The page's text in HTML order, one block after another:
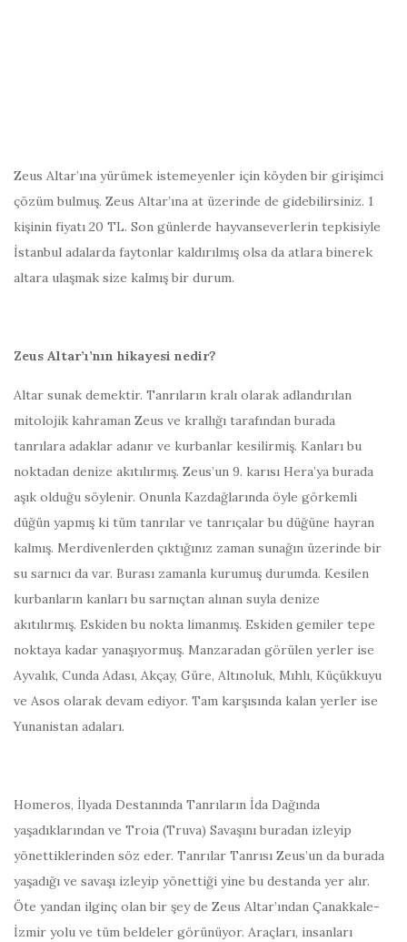
Zeus Altar’ına yürümek istemeyenler için köyden bir girişimci
çözüm bulmuş. Zeus Altar’ına at üzerinde de gidebilirsiniz. 1
kişinin fiyatı 20 TL. Son günlerde hayvanseverlerin tepkisiyle
İstanbul adalarda faytonlar kaldırılmış olsa da atlara binerek
altara ulaşmak size kalmış bir durum.
Zeus Altar’ı’nın hikayesi nedir?
Altar sunak demektir. Tanrıların kralı olarak adlandırılan
mitolojik kahraman Zeus ve krallığı tarafından burada
tanrılara adaklar adanır ve kurbanlar kesilirmiş. Kanları bu
noktadan denize akıtılırmış. Zeus’un 9. karısı Hera’ya burada
aşık olduğu söylenir. Onunla Kazdağlarında öyle görkemli
düğün yapmış ki tüm tanrılar ve tanrıçalar bu düğüne hayran
kalmış. Merdivenlerden çıktığınız zaman sunağın üzerinde bir
su sarnıcı da var. Burası zamanla kurumuş durumda. Kesilen
kurbanların kanları bu sarnıçtan alınan suyla denize
akıtılırmış. Eskiden bu nokta limanmış. Eskiden gemiler tepe
noktaya kadar yanaşıyormuş. Manzaradan görülen yerler ise
Ayvalık, Cunda Adası, Akçay, Güre, Altınoluk, Mıhlı, Küçükkuyu
ve Asos olarak devam ediyor. Tam karşısında kalan yerler ise
Yunanistan adaları.
Homeros, İlyada Destanında Tanrıların İda Dağında
yaşadıklarından ve Troia (Truva) Savaşını buradan izleyip
yönettiklerinden söz eder. Tanrılar Tanrısı Zeus’un da burada
yaşadığı ve savaşı izleyip yönettiği yine bu destanda yer alır.
Öte yandan ilginç olan bir şey de Zeus Altar’ından Çanakkale-
İzmir yolu ve tüm beldeler görünüyor. Araçları, insanları